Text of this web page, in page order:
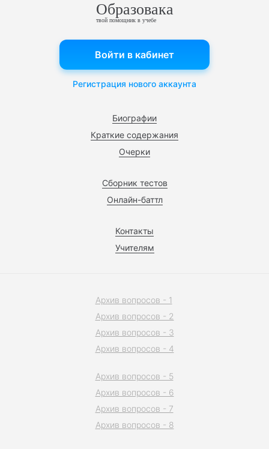
Образовака
твой помощник в учебе
Биографии
Краткие содержания
Очерки
Сборник тестов
Онлайн-баттл
Контакты
Учителям
Войти в кабинет
Регистрация нового аккаунта
Архив вопросов - 1
Архив вопросов - 2
Архив вопросов - 3
Архив вопросов - 4
Архив вопросов - 5
Архив вопросов - 6
Архив вопросов - 7
Архив вопросов - 8